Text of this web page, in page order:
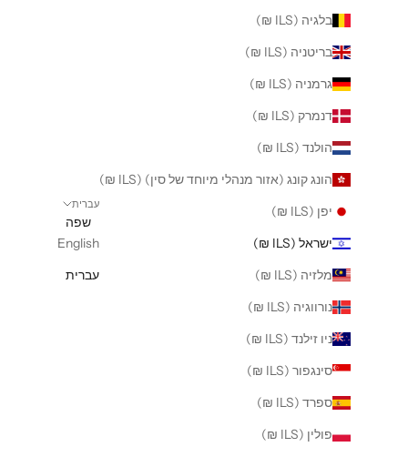
בלגיה (ILS ₪)
בריטניה (ILS ₪)
גרמניה (ILS ₪)
דנמרק (ILS ₪)
הולנד (ILS ₪)
הונג קונג (אזור מנהלי מיוחד של סין) (ILS ₪)
יפן (ILS ₪)
ישראל (ILS ₪)
מלזיה (ILS ₪)
נורווגיה (ILS ₪)
ניו זילנד (ILS ₪)
סינגפור (ILS ₪)
ספרד (ILS ₪)
פולין (ILS ₪)
עברית
שפה
English
עברית